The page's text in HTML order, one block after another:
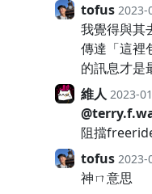
tofus 2023-
我覺得與其
傳達「這裡
的訊息才是
維人 2023-
阻擋
tofus 2023-
神ㄇ意思